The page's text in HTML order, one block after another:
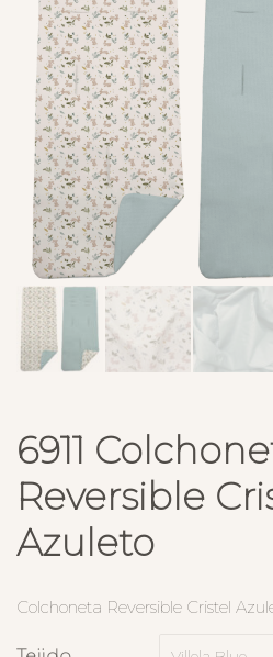
6911
Reversible
Azuleto
Colchoneta Reversible Cristel